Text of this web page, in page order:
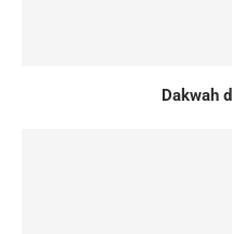
Dakwah